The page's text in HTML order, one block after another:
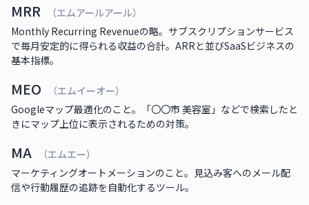
MRR
（エムアールアール）
Monthly Recurring Revenueの略。サブスクリプションサービス
で毎月安定的に得られる収益の合計。ARRと並びSaaSビジネスの
基本指標。
MEO
（エムイーオー）
Googleマップ最適化のこと。「〇〇市 美容室」などで検索したと
きにマップ上位に表示されるための対策。
MA
（エムエー）
マーケティングオートメーションのこと。見込み客へのメール配
信や行動履歴の追跡を自動化するツール。